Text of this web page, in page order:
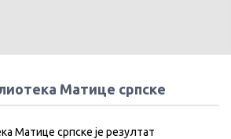
Матице српске
Матице српске је резултат